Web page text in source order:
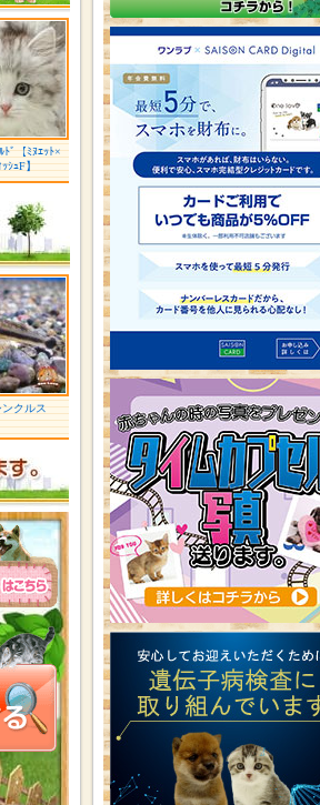
ﾄﾞ【ﾐﾇｴｯﾄ×
ｯｼｭF】
ンクルス